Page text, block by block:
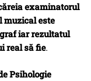
examinatorul
este
iar rezultatul
real să fie.
Psihologie